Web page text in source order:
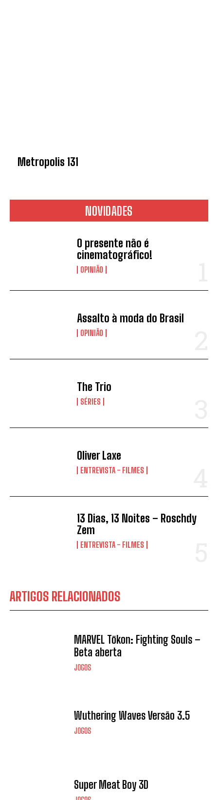
Metropolis 131
NOVIDADES
O presente não é
cinematográfico!
OPINIÃO
Assalto à moda do Brasil
OPINIÃO
The Trio
SÉRIES
Oliver Laxe
ENTREVISTA - FILMES
13 Dias, 13 Noites – Roschdy
Zem
ENTREVISTA - FILMES
ARTIGOS RELACIONADOS
MARVEL Tōkon: Fighting Souls –
Beta aberta
JOGOS
Wuthering Waves Versão 3.5
JOGOS
Super Meat Boy 3D